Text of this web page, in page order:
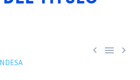
  